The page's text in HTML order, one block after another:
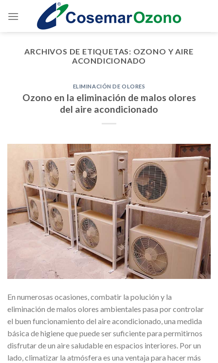
ARCHIVOS DE ETIQUETAS: OZONO Y AIRE
ACONDICIONADO
ELIMINACIÓN DE OLORES
Ozono en la eliminación de malos olores
del aire acondicionado
En numerosas ocasiones, combatir la polución y la
eliminación de malos olores ambientales pasa por controlar
el buen funcionamiento del aire acondicionado, una medida
básica de higiene que puede ser suficiente para permitirnos
disfrutar de un aire saludable en espacios interiores. Por un
lado, climatizar la atmósfera es una ventaja para hacer más